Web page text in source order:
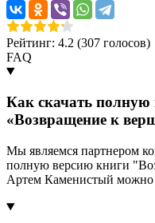
Рейтинг: 4.2 (307 голосов)
FAQ
Как скачать полную
«Возвращение к
Мы являемся партнером
полную версию книги
Артем Каменистый можно